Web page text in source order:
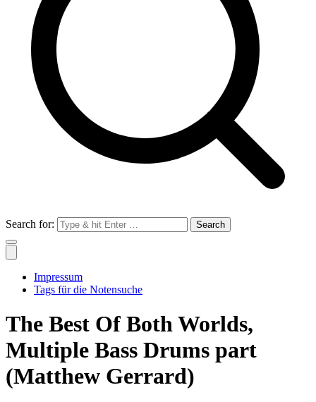
Search for:
Impressum
Tags für die Notensuche
The Best Of Both Worlds,
Multiple Bass Drums part
(Matthew Gerrard)